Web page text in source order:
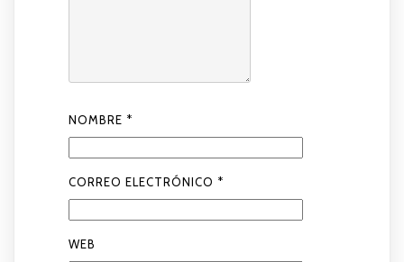
NOMBRE *
CORREO ELECTRÓNICO *
WEB